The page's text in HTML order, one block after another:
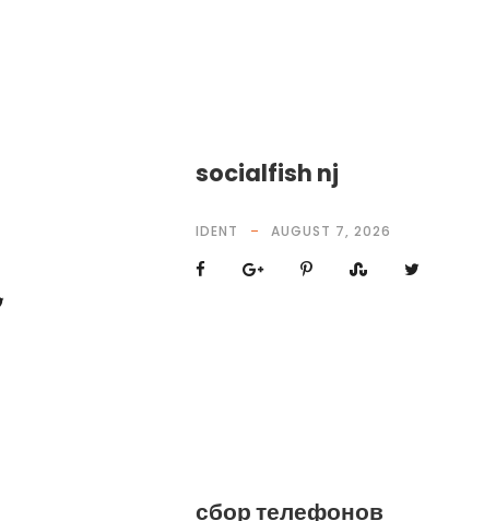
socialfish nj
IDENT AUGUST 7, 2026
сбор телефонов